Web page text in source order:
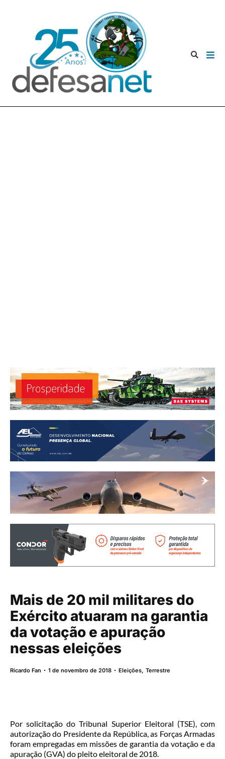
Mais de 20 mil militares do
Exército atuaram na garantia
da votação e apuração
nessas eleições
Ricardo Fan 1 de novembro de 2018 Eleições,Terrestre
Por solicitação do Tribunal Superior Eleitoral (TSE), com
autorização do Presidente da República, as Forças Armadas
foram empregadas em missões de garantia da votação e da
apuração (GVA) do pleito eleitoral de 2018.